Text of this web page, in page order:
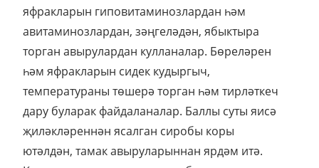
яфракларын гиповитаминозлардан һәм
авитаминозлардан, зәңгеләдән, ябыктыра
торган авырулардан кулланалар. Бөреләрен
һәм яфракларын сидек кудыргыч,
температураны төшерә торган һәм тирләткеч
дару буларак файдаланалар. Баллы суты яисә
җиләкләреннән ясалган сиробы коры
ютәлдән, тамак авыруларыннан ярдәм итә.